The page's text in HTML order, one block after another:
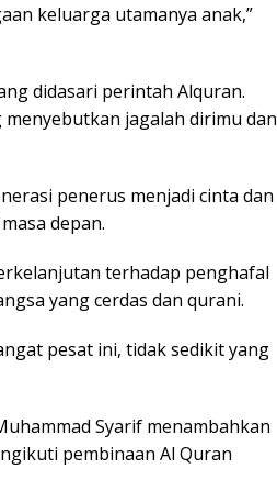
keluarga utamanya anak,”
didasari perintah Alquran.
menyebutkan jagalah dirimu dan
penerus menjadi cinta dan
depan.
terhadap penghafal
yang cerdas dan qurani.
pesat ini, tidak sedikit yang
Syarif menambahkan
pembinaan Al Quran